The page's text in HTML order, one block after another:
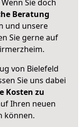
Sie doch
Beratung
und unsere
Sie gerne auf
von Bielefeld
Sie uns dabei
Kosten zu
Ihren neuen
können.